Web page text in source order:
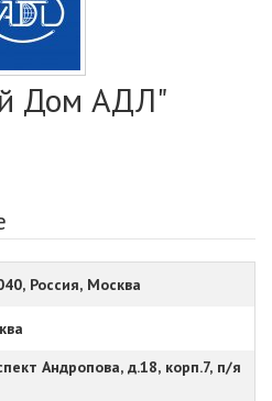
Дом АДЛ"
Россия, Москва
Андропова, д.18, корп.7, п/я